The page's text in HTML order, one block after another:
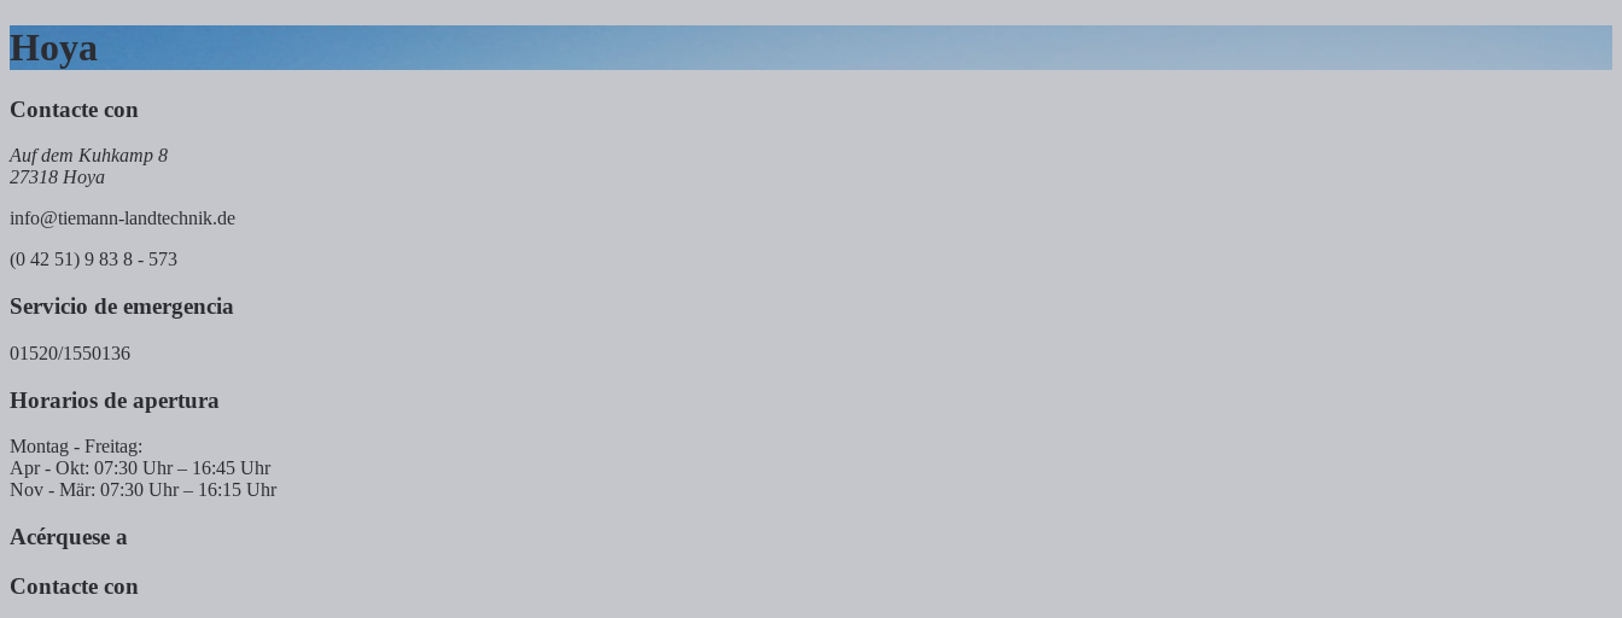
Hoya
Contacte con
Auf dem Kuhkamp 8
27318 Hoya
info@tiemann-landtechnik.de
(0 42 51) 9 83 8 - 573
Servicio de emergencia
01520/1550136
Horarios de apertura
Montag - Freitag:
Apr - Okt: 07:30 Uhr – 16:45 Uhr
Nov - Mär: 07:30 Uhr – 16:15 Uhr
Acérquese a
Contacte con